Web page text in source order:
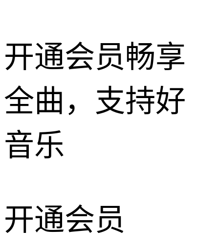
开通会员畅享
全曲，支持好
音乐
开通会员